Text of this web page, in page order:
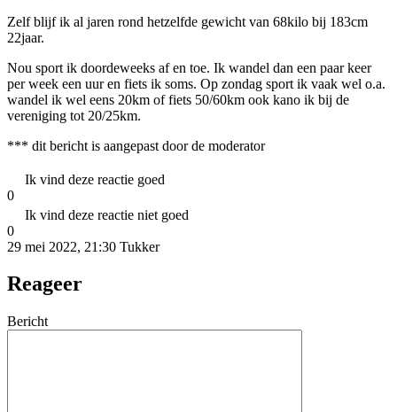
Zelf blijf ik al jaren rond hetzelfde gewicht van 68kilo bij 183cm
22jaar.
Nou sport ik doordeweeks af en toe. Ik wandel dan een paar keer
per week een uur en fiets ik soms. Op zondag sport ik vaak wel o.a.
wandel ik wel eens 20km of fiets 50/60km ook kano ik bij de
vereniging tot 20/25km.
*** dit bericht is aangepast door de moderator
Ik vind deze reactie goed
0
Ik vind deze reactie niet goed
0
29 mei 2022, 21:30 Tukker
Reageer
Bericht